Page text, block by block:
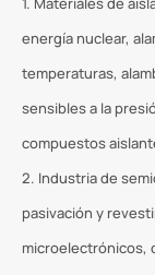
energía nuclear,
temperaturas,
sensibles a la
compuestos
2. Industria de
pasivación y
microelectrónicos,